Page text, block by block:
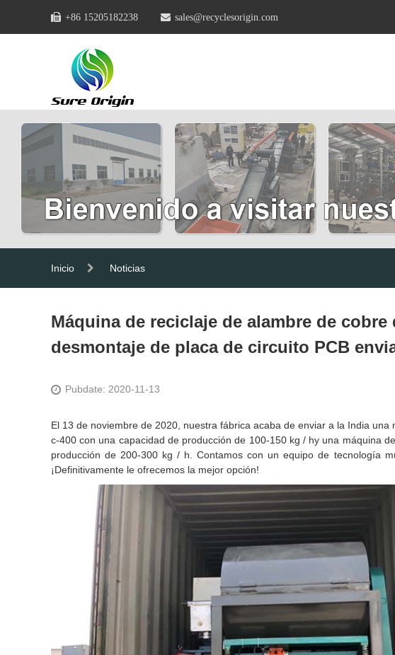
+86 15205182238 sales@recyclesorigin.com
Inicio Noticias
Máquina de reciclaje de alambre de
desmontaje de placa de circuito PCB
Pubdate: 2020-11-13
El 13 de noviembre de 2020, nuestra fábrica acaba de enviar a la India
c-400 con una capacidad de producción de 100-150 kg / hy una máquina
producción de 200-300 kg / h. Contamos con un equipo de tecnología
¡Definitivamente le ofrecemos la mejor opción!